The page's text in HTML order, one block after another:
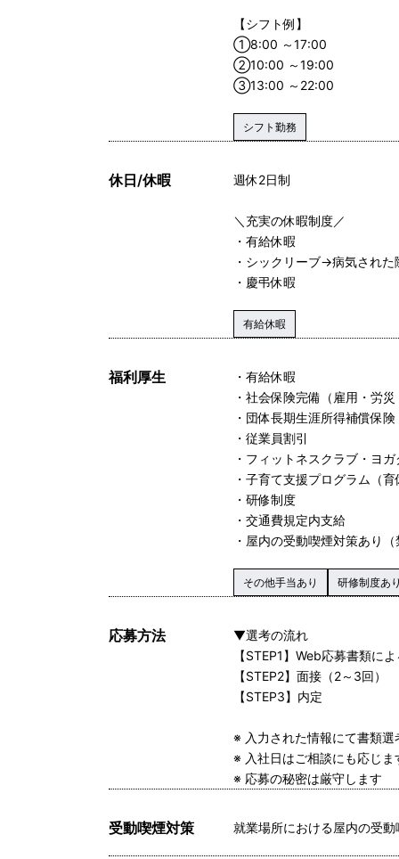
【シフト例】
①8:00 ～17:00
②10:00 ～19:00
③13:00 ～22:00
シフト勤務
休日/休暇 週休2日制
＼充実の休暇制度／
・有給休暇
・シックリーブ→病気され
・慶弔休暇
有給休暇
福利厚生
・有給休暇
・社会保険完備（雇用・労
・団体長期生涯所得補償保険
・従業員割引
・フィットネスクラブ・ヨ
・子育て支援プログラム（
・研修制度
・交通費規定内支給
・屋内の受動喫煙対策あり
その他手当あり 研修制度あ
応募方法
▼選考の流れ
【STEP1】Web応募書類に
【STEP2】面接（2～3回）
【STEP3】内定
※ 入力された情報にて書類
※ 入社日はご相談にも応じ
※ 応募の秘密は厳守します
受動喫煙対策 就業場所における屋内の受